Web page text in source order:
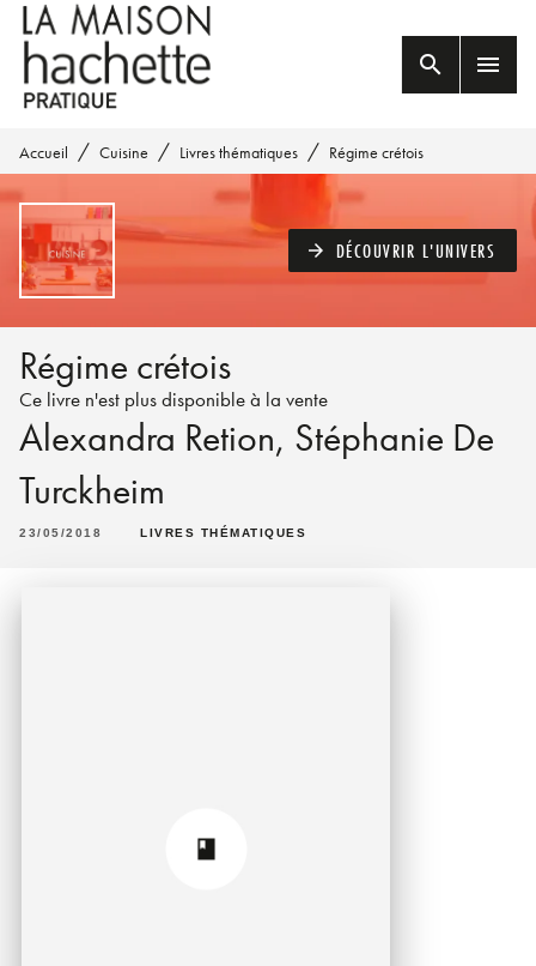
MENU RECHERCHE
PIED DE PAGE
search menu
Accueil / Cuisine / Livres thématiques / Régime crétois
arrow_forward DÉCOUVRIR L'UNIVERS
Régime crétois
Ce livre n'est plus disponible à la vente
Alexandra Retion, Stéphanie De
Turckheim
23/05/2018 LIVRES THÉMATIQUES